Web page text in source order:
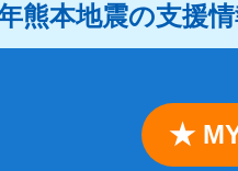
熊本地震の支援
★